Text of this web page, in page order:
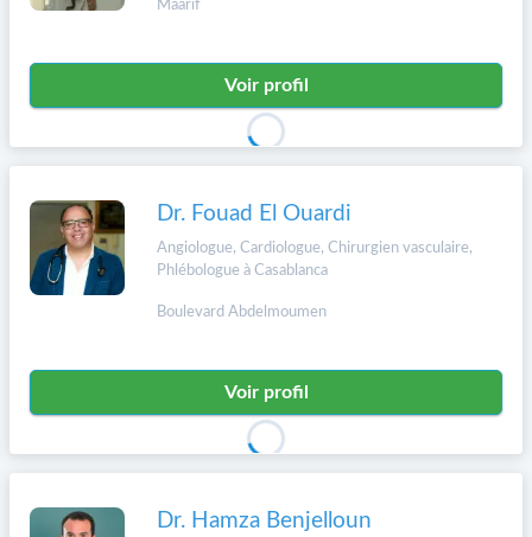
Maarif
Voir profil
Dr. Fouad El Ouardi
Angiologue, Cardiologue, Chirurgien vasculaire,
Phlébologue à Casablanca
Boulevard Abdelmoumen
Voir profil
Dr. Hamza Benjelloun